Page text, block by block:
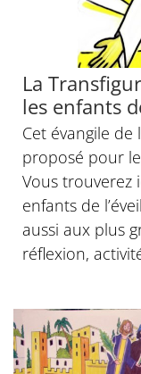
La
les enfants
Cet évangile
proposé pour
Vous trouverez
enfants de
aussi aux plus
réflexion,